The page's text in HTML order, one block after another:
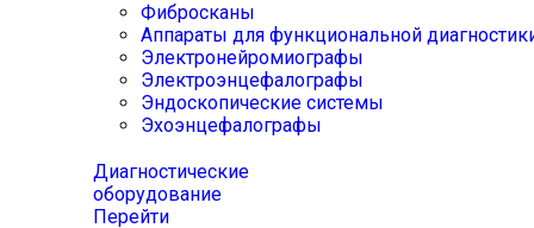
Фибросканы
Аппараты для функциональной
Электронейромиографы
Электроэнцефалографы
Эндоскопические системы
Эхоэнцефалографы
Диагностические
оборудование
Перейти